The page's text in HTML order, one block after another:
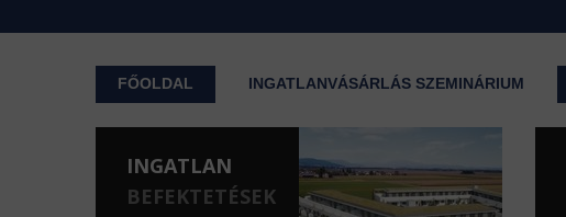
FŐOLDAL INGATLANVÁSÁRLÁS SZEMINÁRIUM
INGATLAN
BEFEKTETÉSEK